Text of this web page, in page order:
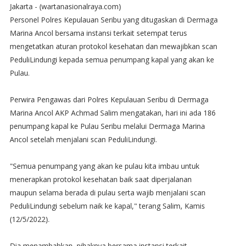
Jakarta - (wartanasionalraya.com)
Personel Polres Kepulauan Seribu yang ditugaskan di Dermaga
Marina Ancol bersama instansi terkait setempat terus
mengetatkan aturan protokol kesehatan dan mewajibkan scan
PeduliLindungi kepada semua penumpang kapal yang akan ke
Pulau.
Perwira Pengawas dari Polres Kepulauan Seribu di Dermaga
Marina Ancol AKP Achmad Salim mengatakan, hari ini ada 186
penumpang kapal ke Pulau Seribu melalui Dermaga Marina
Ancol setelah menjalani scan PeduliLindungi.
"Semua penumpang yang akan ke pulau kita imbau untuk
menerapkan protokol kesehatan baik saat diperjalanan
maupun selama berada di pulau serta wajib menjalani scan
PeduliLindungi sebelum naik ke kapal," terang Salim, Kamis
(12/5/2022).